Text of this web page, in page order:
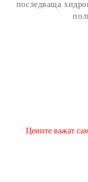
последваща
​Цените важат